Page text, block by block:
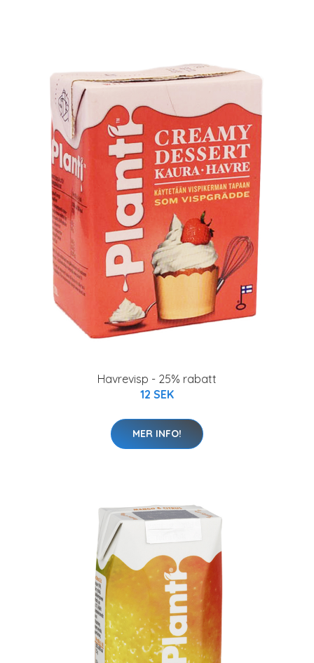
Havrevisp - 25% rabatt
12 SEK
MER INFO!